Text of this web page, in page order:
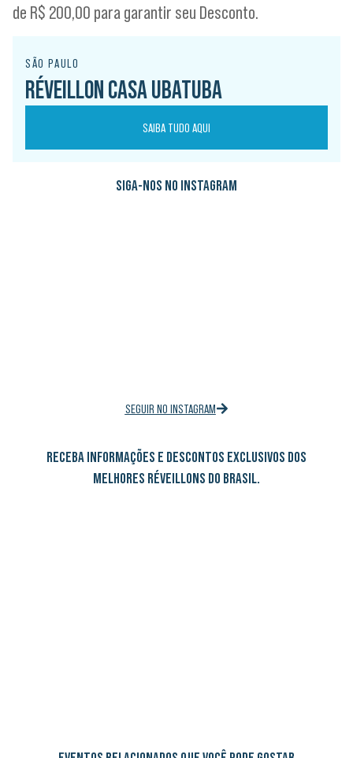
de R$ 200,00 para garantir seu Desconto.
SÃO PAULO
RÉVEILLON CASA UBATUBA
SAIBA TUDO AQUI
SIGA-NOS NO INSTAGRAM
SEGUIR NO INSTAGRAM
RECEBA INFORMAÇÕES E DESCONTOS EXCLUSIVOS DOS
MELHORES RÉVEILLONS DO BRASIL.